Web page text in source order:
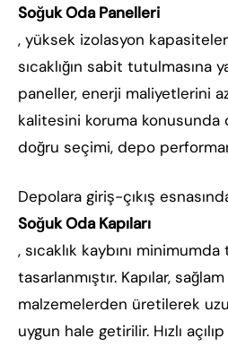
Soğuk Oda Panelleri
, yüksek izolasyon
sıcaklığın sabit tutulmasına
paneller, enerji maliyetlerini
kalitesini koruma konusunda
doğru seçimi, depo
Depolara giriş-çıkış
Soğuk Oda Kapıları
, sıcaklık kaybını
tasarlanmıştır. Kapılar,
malzemelerden üretilerek
uygun hale getirilir. Hızlı